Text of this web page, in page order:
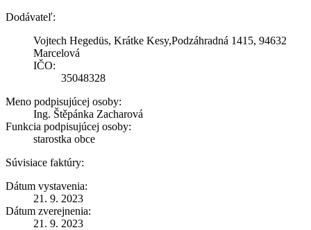
Dodávateľ:
Vojtech Hegedüs, Krátke Kesy,Podzáhradná 1415, 94632
Marcelová
IČO:
35048328
Meno podpisujúcej osoby:
Ing. Štěpánka Zacharová
Funkcia podpisujúcej osoby:
starostka obce
Súvisiace faktúry:
Dátum vystavenia:
21. 9. 2023
Dátum zverejnenia:
21. 9. 2023